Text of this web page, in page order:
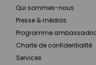
Qui sommes-nous
Presse & médias
Programme
Charte de confidentialité
Services